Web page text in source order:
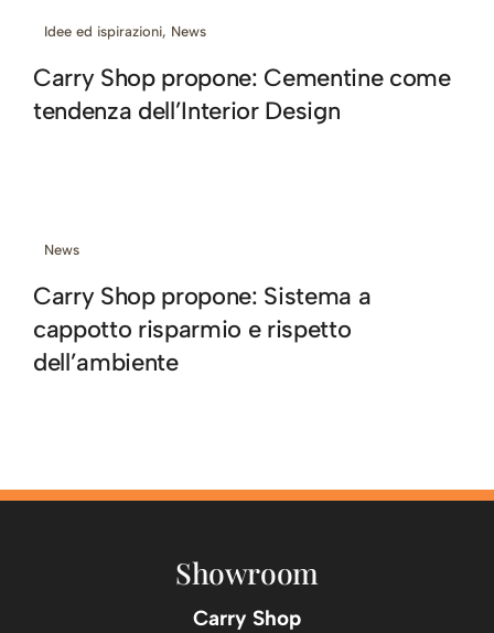
Idee ed ispirazioni, News
Carry Shop propone: Cementine come
tendenza dell’Interior Design
News
Carry Shop propone: Sistema a
cappotto risparmio e rispetto
dell’ambiente
Showroom
Carry Shop